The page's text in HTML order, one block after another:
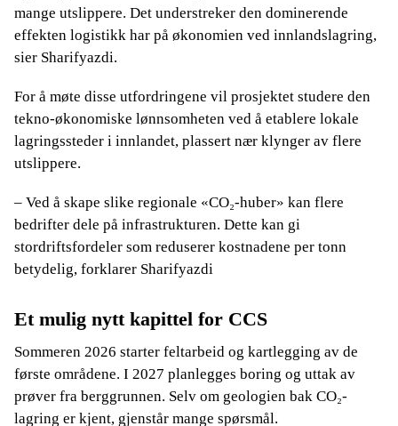
mange utslippere. Det understreker den dominerende
effekten logistikk har på økonomien ved innlandslagring,
sier Sharifyazdi.
For å møte disse utfordringene vil prosjektet studere den
tekno-økonomiske lønnsomheten ved å etablere lokale
lagringssteder i innlandet, plassert nær klynger av flere
utslippere.
– Ved å skape slike regionale «CO₂-huber» kan flere
bedrifter dele på infrastrukturen. Dette kan gi
stordriftsfordeler som reduserer kostnadene per tonn
betydelig, forklarer Sharifyazdi
Et mulig nytt kapittel for CCS
Sommeren 2026 starter feltarbeid og kartlegging av de
første områdene. I 2027 planlegges boring og uttak av
prøver fra berggrunnen. Selv om geologien bak CO₂-
lagring er kjent, gjenstår mange spørsmål.